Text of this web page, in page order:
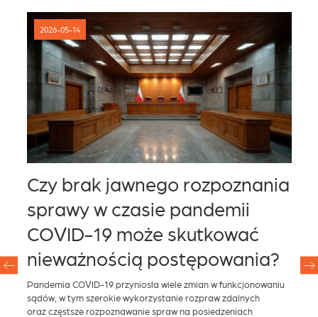
2026-05-14
Czy brak jawnego rozpoznania
sprawy w czasie pandemii
COVID-19 może skutkować
nieważnością postępowania?
Pandemia COVID-19 przyniosła wiele zmian w funkcjonowaniu
sądów, w tym szerokie wykorzystanie rozpraw zdalnych
oraz częstsze rozpoznawanie spraw na posiedzeniach